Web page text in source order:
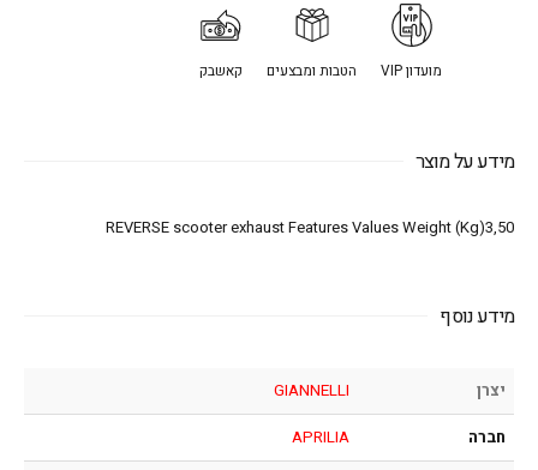
מועדון VIP הטבות ומבצעים קאשבק
מידע על מוצר
REVERSE scooter exhaust Features Values Weight (Kg)3,50
מידע נוסף
יצרן
GIANNELLI
חברה
APRILIA